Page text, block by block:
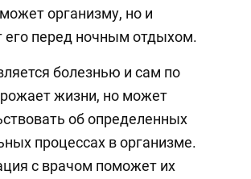
организму, но и
его перед ночным отдыхом.
болезнью и сам по
жизни, но может
об определенных
процессах в организме.
с врачом поможет их